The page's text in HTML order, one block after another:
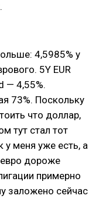
4,5985% у
5Y EUR
— 4,55%.
73%. Поскольку
что доллар,
тут стал тот
меня уже есть, а
евро дороже
примерно
заложено сейчас